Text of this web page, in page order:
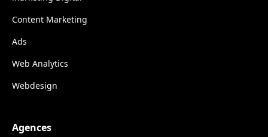
Content Marketing
Ads
Web Analytics
Webdesign
Agences